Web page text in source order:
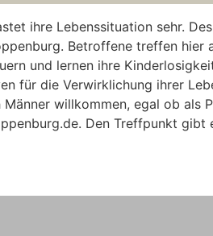
ihre Lebenssituation sehr.
Betroffene treffen hier
und lernen ihre
für die Verwirklichung ihrer
willkommen, egal ob als
Den Treffpunkt gibt